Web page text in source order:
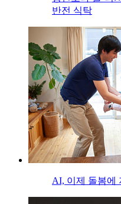
반전 식탁
AI, 이제 돌봄에